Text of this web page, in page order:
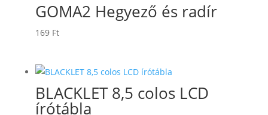
GOMA2 Hegyező és radír
169 Ft
BLACKLET 8,5 colos LCD
írótábla